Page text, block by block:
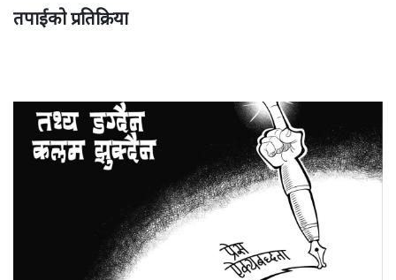
तपाईको प्रतिक्रिया